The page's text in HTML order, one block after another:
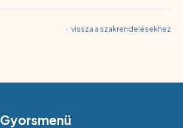
‹ vissza a szakrendelésekhez
Gyorsmenü